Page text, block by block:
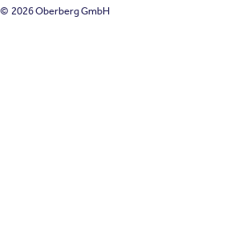
© 2026 Oberberg GmbH